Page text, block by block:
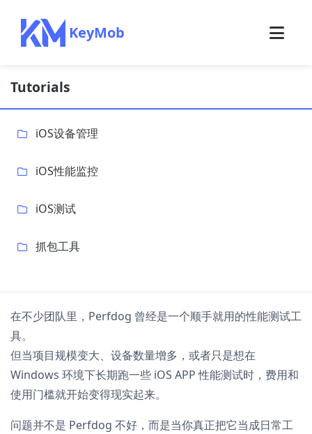
KeyMob
Tutorials
iOS设备管理
iOS性能监控
iOS测试
抓包工具
在不少团队里，Perfdog 曾经是一个顺手就用的性能测试工
具。
但当项目规模变大、设备数量增多，或者只是想在
Windows 环境下长期跑一些 iOS APP 性能测试时，费用和
使用门槛就开始变得现实起来。
问题并不是 Perfdog 不好，而是当你真正把它当成日常工